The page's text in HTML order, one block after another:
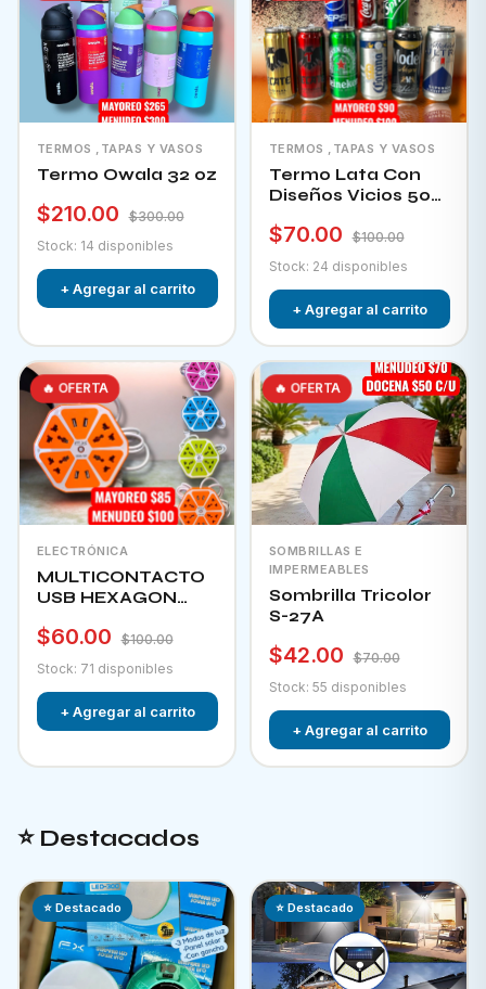
TERMOS ,TAPAS Y VASOS
Termo Owala 32 oz
$210.00
$300.00
Stock: 14 disponibles
+ Agregar al carrito
TERMOS ,TAPAS Y VASOS
Termo Lata Con
Diseños Vicios 500
$70.00
$100.00
Stock: 24 disponibles
+ Agregar al carrito
🔥 OFERTA
ELECTRÓNICA
MULTICONTACTO
USB HEXAGON
$60.00
$100.00
Stock: 71 disponibles
+ Agregar al carrito
🔥 OFERTA
SOMBRILLAS E
IMPERMEABLES
Sombrilla Tricolor
S-27A
$42.00
$70.00
Stock: 55 disponibles
+ Agregar al carrito
⭐ Destacados
⭐ Destacado ⭐ Destacado